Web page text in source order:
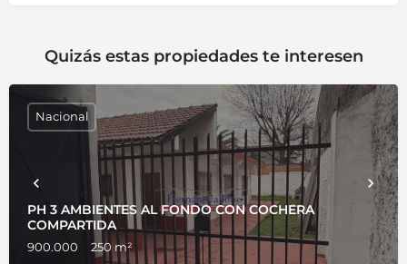
Quizás estas propiedades te interesen
PH 3 AMBIENTES AL FONDO CON COCHERA
COMPARTIDA
900.000 250 m²
Nacional